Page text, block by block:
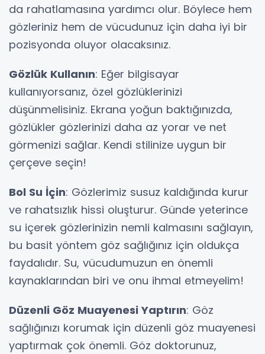
da rahatlamasına yardımcı olur. Böylece hem
gözleriniz hem de vücudunuz için daha iyi bir
pozisyonda oluyor olacaksınız.
Gözlük Kullanın: Eğer bilgisayar
kullanıyorsanız, özel gözlüklerinizi
düşünmelisiniz. Ekrana yoğun baktığınızda,
gözlükler gözlerinizi daha az yorar ve net
görmenizi sağlar. Kendi stilinize uygun bir
çerçeve seçin!
Bol Su İçin: Gözlerimiz susuz kaldığında kurur
ve rahatsızlık hissi oluşturur. Günde yeterince
su içerek gözlerinizin nemli kalmasını sağlayın,
bu basit yöntem göz sağlığınız için oldukça
faydalıdır. Su, vücudumuzun en önemli
kaynaklarından biri ve onu ihmal etmeyelim!
Düzenli Göz Muayenesi Yaptırın: Göz
sağlığınızı korumak için düzenli göz muayenesi
yaptırmak çok önemli. Göz doktorunuz,